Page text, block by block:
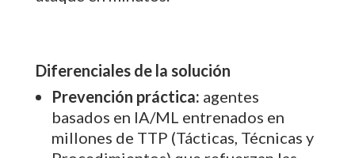
Diferenciales de la solución
Prevención práctica: agentes
basados en IA/ML entrenados en
millones de TTP (Tácticas, Técnicas y